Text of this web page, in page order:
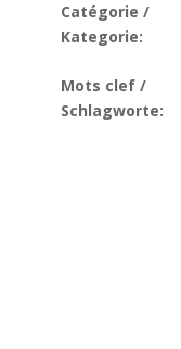
Catégorie /
Kategorie:
Mots clef /
Schlagworte: